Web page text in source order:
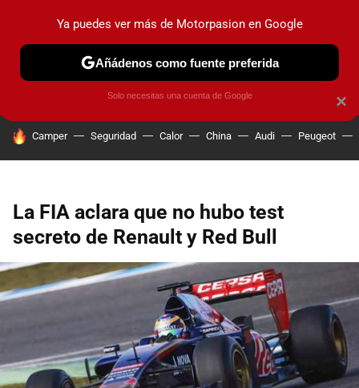
PRUEBAS COCHES ELÉCTRICOS OBSERVATORIO
HOY SE HABLA DE
Camper Seguridad Calor China Audi Peugeot
La FIA aclara que no hubo test
secreto de Renault y Red Bull
×
Ya puedes ver más de Motorpasion en Google
Añádenos como fuente preferida
Solo necesitas una cuenta de Google